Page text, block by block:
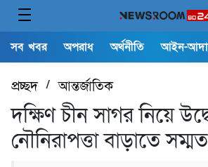
সব খবর অপরাধ অর্থনীতি আইন-
প্রচ্ছদ/আন্তর্জাতিক
দক্ষিণ চীন সাগর নিয়ে
নৌনিরাপত্তা বাড়াতে সম্মত